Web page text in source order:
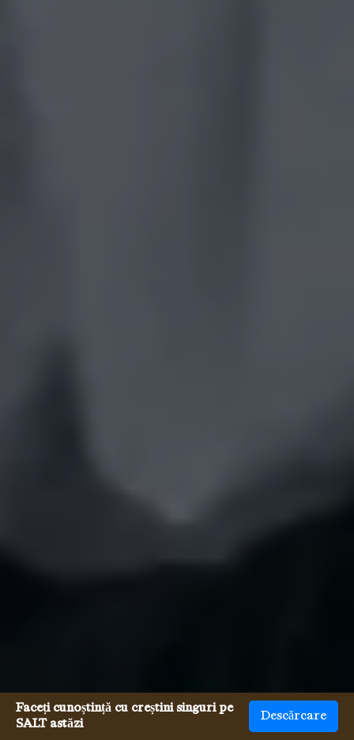
Faceți cunoștință cu creștini singuri pe
SALT astăzi
Descărcare